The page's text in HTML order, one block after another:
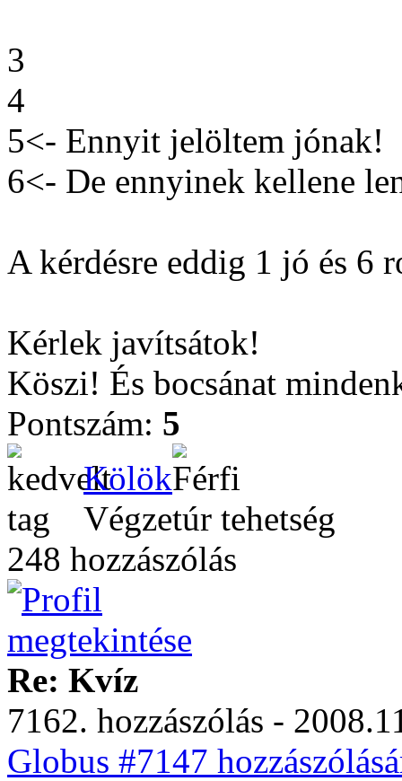
3
4
5<- Ennyit jelöltem jónak!
6<- De ennyinek kellene
A kérdésre eddig 1 jó és 6
Kérlek javítsátok!
Köszi! És bocsánat
Pontszám: 5
Kölök
Végzetúr tehetség
248 hozzászólás
Re: Kvíz
7162. hozzászólás -
Globus #7147